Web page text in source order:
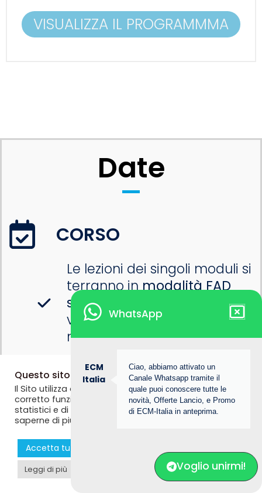
VISUALIZZA IL PROGRAMMMA
Date
CORSO
Le lezioni dei singoli moduli si
terranno inmodalità FAD
sincrona
videoconferenza su Zoom)
nei seguenti giorni e orari:
Modulo 1: Sociologia,
antropologia, storia e
realtà attuale del
Questo sito web utilizza i cookie
Il Sito utilizza alcuni cookie tecnici necessari per il
corretto funzionamento dello stesso, nonché cookie
statistici e di profilazione anche di terze parti. Se vuoi
saperne di più consulta la
Accetta tutti i coookie
Leggi di più
WhatsApp
Ciao, abbiamo attivato un
Canale Whatsapp tramite il
quale puoi conoscere tutte le
novità, Offerte Lancio, e Promo
di ECM-Italia in anteprima.
ECM
Italia
Voglio unirmi!